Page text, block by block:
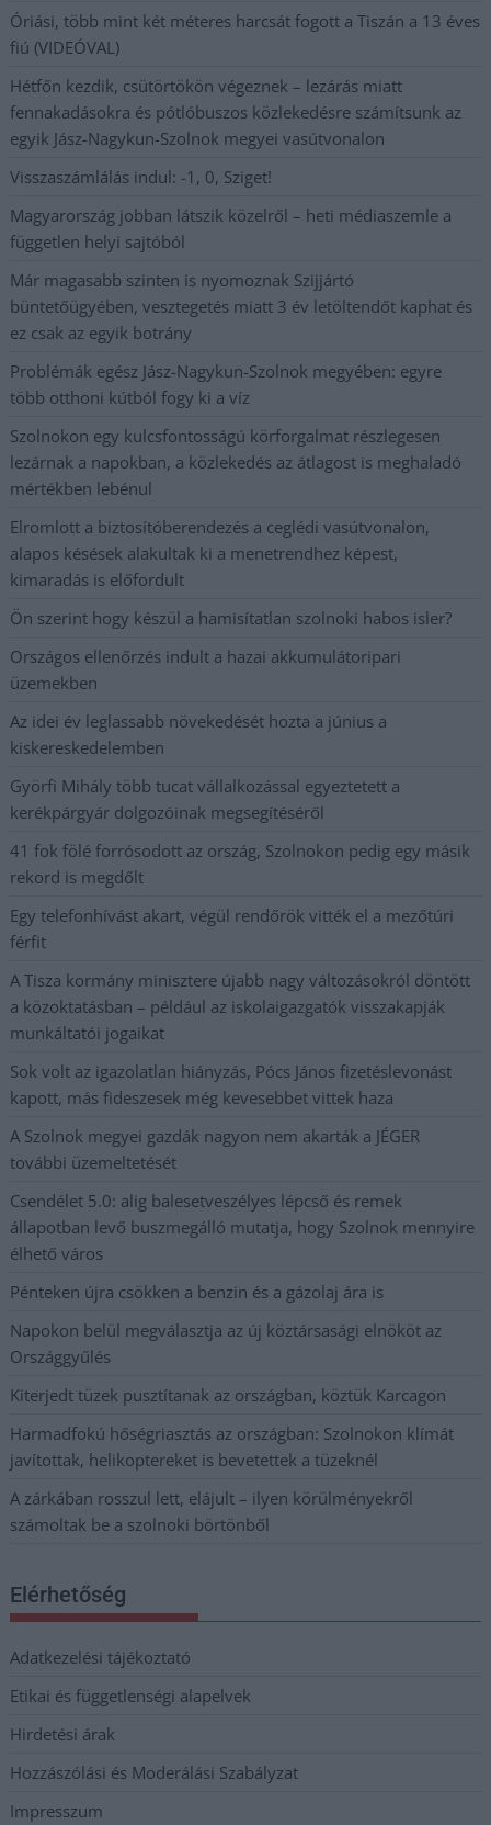
Óriási, több mint két méteres harcsát fogott a Tiszán a 13 éves
fiú (VIDEÓVAL)
Hétfőn kezdik, csütörtökön végeznek – lezárás miatt
fennakadásokra és pótlóbuszos közlekedésre számítsunk az
egyik Jász-Nagykun-Szolnok megyei vasútvonalon
Visszaszámlálás indul: -1, 0, Sziget!
Magyarország jobban látszik közelről – heti médiaszemle a
független helyi sajtóból
Már magasabb szinten is nyomoznak Szijjártó
büntetőügyében, vesztegetés miatt 3 év letöltendőt kaphat és
ez csak az egyik botrány
Problémák egész Jász-Nagykun-Szolnok megyében: egyre
több otthoni kútból fogy ki a víz
Szolnokon egy kulcsfontosságú körforgalmat részlegesen
lezárnak a napokban, a közlekedés az átlagost is meghaladó
mértékben lebénul
Elromlott a biztosítóberendezés a ceglédi vasútvonalon,
alapos késések alakultak ki a menetrendhez képest,
kimaradás is előfordult
Ön szerint hogy készül a hamisítatlan szolnoki habos isler?
Országos ellenőrzés indult a hazai akkumulátoripari
üzemekben
Az idei év leglassabb növekedését hozta a június a
kiskereskedelemben
Györfi Mihály több tucat vállalkozással egyeztetett a
kerékpárgyár dolgozóinak megsegítéséről
41 fok fölé forrósodott az ország, Szolnokon pedig egy másik
rekord is megdőlt
Egy telefonhívást akart, végül rendőrök vitték el a mezőtúri
férfit
A Tisza kormány minisztere újabb nagy változásokról döntött
a közoktatásban – például az iskolaigazgatók visszakapják
munkáltatói jogaikat
Sok volt az igazolatlan hiányzás, Pócs János fizetéslevonást
kapott, más fideszesek még kevesebbet vittek haza
A Szolnok megyei gazdák nagyon nem akarták a JÉGER
további üzemeltetését
Csendélet 5.0: alig balesetveszélyes lépcső és remek
állapotban levő buszmegálló mutatja, hogy Szolnok mennyire
élhető város
Pénteken újra csökken a benzin és a gázolaj ára is
Napokon belül megválasztja az új köztársasági elnököt az
Országgyűlés
Kiterjedt tüzek pusztítanak az országban, köztük Karcagon
Harmadfokú hőségriasztás az országban: Szolnokon klímát
javítottak, helikoptereket is bevetettek a tüzeknél
A zárkában rosszul lett, elájult – ilyen körülményekről
számoltak be a szolnoki börtönből
Elérhetőség
Adatkezelési tájékoztató
Etikai és függetlenségi alapelvek
Hirdetési árak
Hozzászólási és Moderálási Szabályzat
Impresszum